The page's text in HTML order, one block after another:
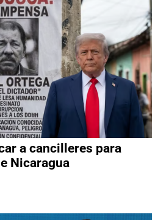
a cancilleres para
Nicaragua